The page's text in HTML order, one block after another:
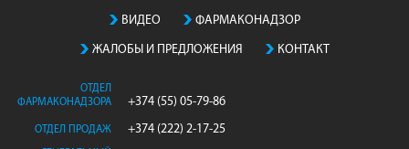
ВИДЕО ФАРМАКОНАДЗОР
ЖАЛОБЫ И ПРЕДЛОЖЕНИЯ КОНТАКТ
ОТДЕЛ
ФАРМАКОНАДЗОРА
+374 (55) 05-79-86
ОТДЕЛ ПРОДАЖ +374 (222) 2-17-25